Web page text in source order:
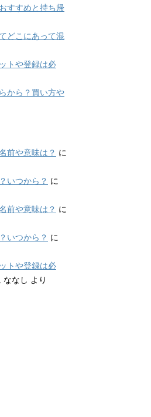
すすめと持ち帰
どこにあって混
トや登録は必
から？買い方や
前や意味は？ に
いつから？ に
前や意味は？ に
いつから？ に
トや登録は必
ななし より